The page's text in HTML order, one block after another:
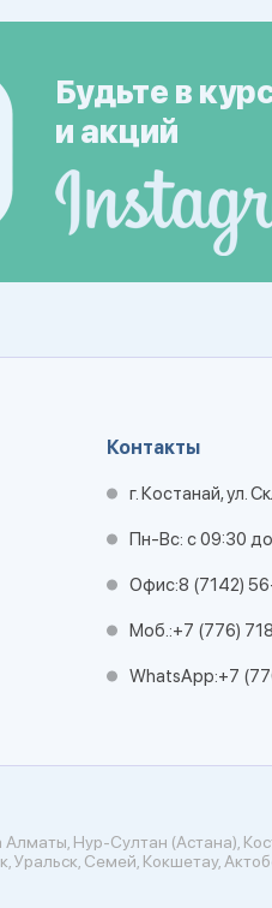
Будьте в
и акций
Контакты
г. Костанай, ул.
Пн-Вс: с 09:30
Офис:8 (7142)
Моб.:+7 (776)
WhatsApp:+7
Алматы, Нур-Султан (Астана),
Уральск, Семей, Кокшетау,